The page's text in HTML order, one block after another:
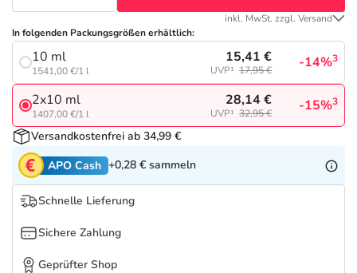
Tierapotheke
Vitamine & Mineralstoffe
Marken
Salus Deals
inkl. MwSt. zzgl. Versand
In folgenden Packungsgrößen erhältlich:
10 ml
1541,00 €/1 l
15,41 €
UVP¹ 17,95 € -14%3
2x10 ml
1407,00 €/1 l
28,14 €
UVP¹ 32,95 € -15%3
Versandkostenfrei ab 34,99 €
APO Cash +0,28 € sammeln
Schnelle Lieferung
Sichere Zahlung
Geprüfter Shop